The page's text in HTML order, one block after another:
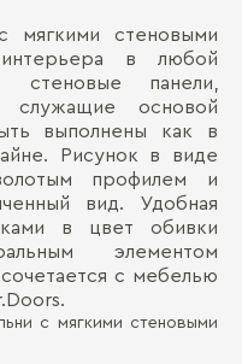
мягкими стеновыми
в любой
стеновые панели,
служащие основой
выполнены как в
Рисунок в виде
профилем и
вид. Удобная
в цвет обивки
элементом
с мебелью
с мягкими стеновыми